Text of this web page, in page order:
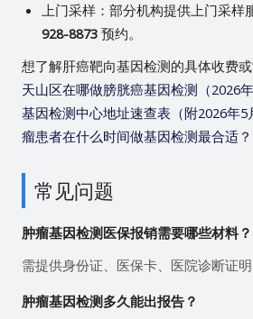
上门采样：部分机构提供上门采样
928-8873预约。
想了解肝癌靶向基因检测的具体收费
天山区在哪做膀胱癌基因检测（2026年
基因检测中心地址速查表（附2026年5
瘤患者在什么时间做基因检测最合适？
常见问题
肿瘤基因检测医保报销需要哪些材料？
需提供身份证、医保卡、医院诊断证明
肿瘤基因检测多久能出报告？